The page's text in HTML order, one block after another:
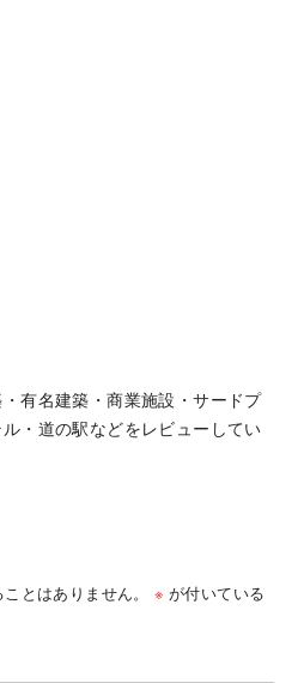
有名建築・商業施設・サードプ
・道の駅などをレビューしてい
とはありません。 ※ が付いている